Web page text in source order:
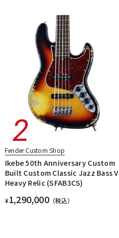
Fender Custom Shop
Ikebe 50th Anniversary Custom
Built Custom Classic Jazz Bass V
Heavy Relic (SFAB3CS)
¥1,290,000（税込）